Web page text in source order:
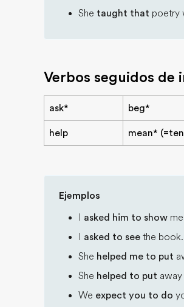
She taught that poetry
Verbos seguidos
ask* beg*
help mean*
Ejemplos
asked him to show
asked to see the book.
She helped me to put
She helped to put away
We expect you to do